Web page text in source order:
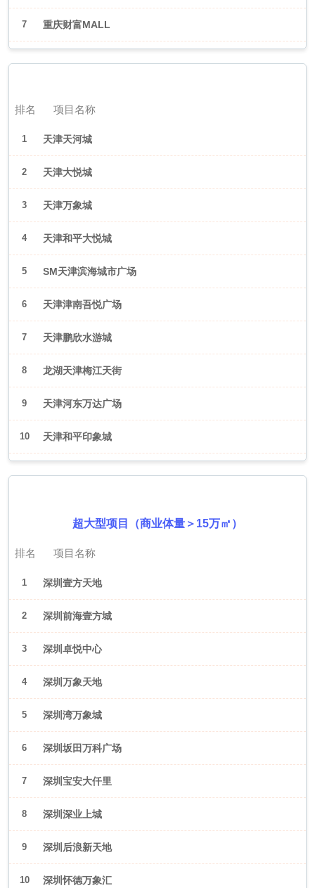
7 重庆财富MALL
排名 项目名称
1 天津天河城
2 天津大悦城
3 天津万象城
4 天津和平大悦城
5 SM天津滨海城市广场
6 天津津南吾悦广场
7 天津鹏欣水游城
8 龙湖天津梅江天街
9 天津河东万达广场
10 天津和平印象城
超大型项目（商业体量＞15万㎡）
排名 项目名称
1 深圳壹方天地
2 深圳前海壹方城
3 深圳卓悦中心
4 深圳万象天地
5 深圳湾万象城
6 深圳坂田万科广场
7 深圳宝安大仟里
8 深圳深业上城
9 深圳后浪新天地
10 深圳怀德万象汇